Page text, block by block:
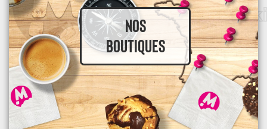
NOS
BOUTIQUES